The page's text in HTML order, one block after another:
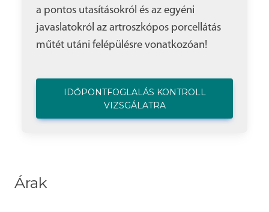
a pontos utasításokról és az egyéni
javaslatokról az artroszkópos porcellátás
műtét utáni felépülésre vonatkozóan!
IDŐPONTFOGLALÁS KONTROLL
VIZSGÁLATRA
Árak